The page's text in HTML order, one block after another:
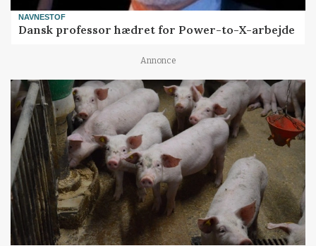
NAVNESTOF
Dansk professor hædret for Power-to-X-arbejde
Annonce